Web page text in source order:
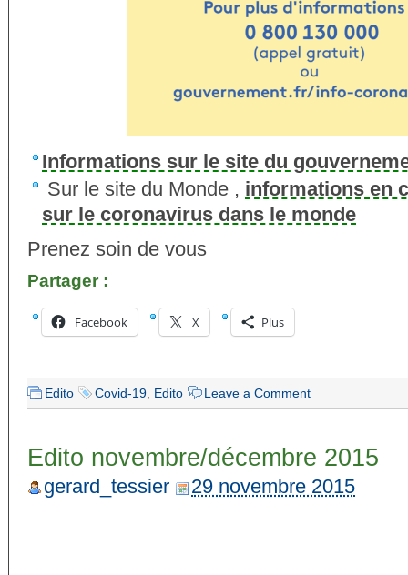
Informations sur le site du
Sur le site du Monde , informations en
sur le coronavirus dans le monde
Prenez soin de vous
Partager :
Facebook X Plus
Edito Covid-19 Edito Leave a Comment
Edito novembre/décembre 2015
gerard_tessier 29 novembre 2015